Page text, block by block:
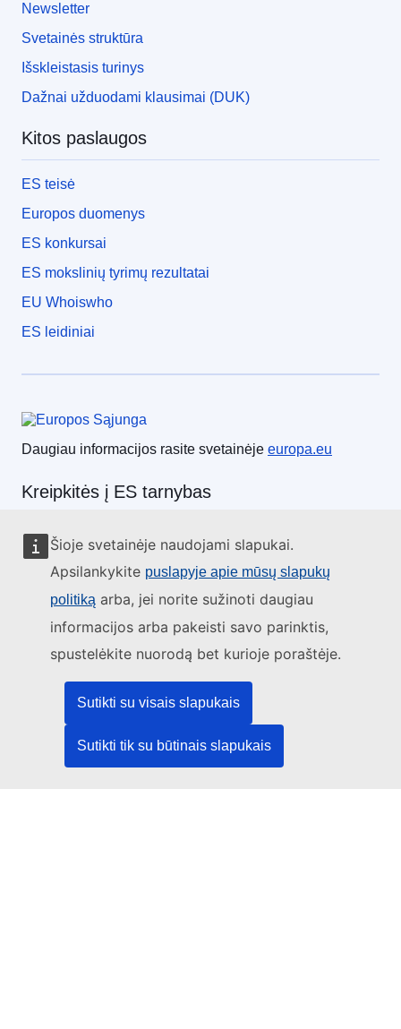
Šioje svetainėje naudojami slapukai.
Apsilankykite puslapyje apie mūsų slapukų
politiką arba, jei norite sužinoti daugiau
informacijos arba pakeisti savo parinktis,
spustelėkite nuorodą bet kurioje poraštėje.
Sutikti su visais slapukais
Sutikti tik su būtinais slapukais
Newsletter
Svetainės struktūra
Išskleistasis turinys
Dažnai užduodami klausimai (DUK)
Kitos paslaugos
ES teisė
Europos duomenys
ES konkursai
ES mokslinių tyrimų rezultatai
EU Whoiswho
ES leidiniai
Daugiau informacijos rasite svetainėje europa.eu
Kreipkitės į ES tarnybas
Skambinkite mums telefonu 00 800 6 7 8 9 10 11
Pasinaudokite kitomis telefoninio ryšio galimybėmis
Rašykite mums naudodamiesi kontaktine forma
Susitikime viename iš ES biurų
Socialiniai tinklai
ES socialinių tinklų kanalai
ES institucijos ir įstaigos